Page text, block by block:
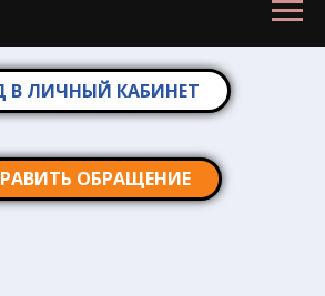
В ЛИЧНЫЙ КАБИНЕТ
ОБРАЩЕНИЕ